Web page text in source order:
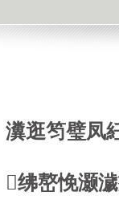
瀵逛笉璧凤
绋嶅悗灏